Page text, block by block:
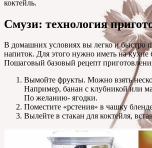
коктейль.
Смузи: технология
В домашних условиях вы легко и быстро
напиток. Для этого нужно иметь на кухне
Пошаговый базовый рецепт
Вымойте фрукты. Можно взять
Например, банан с клубникой или
По желанию- ягодки.
Поместите «рстения» в чашку
Вылейте в стакан для коктейля,